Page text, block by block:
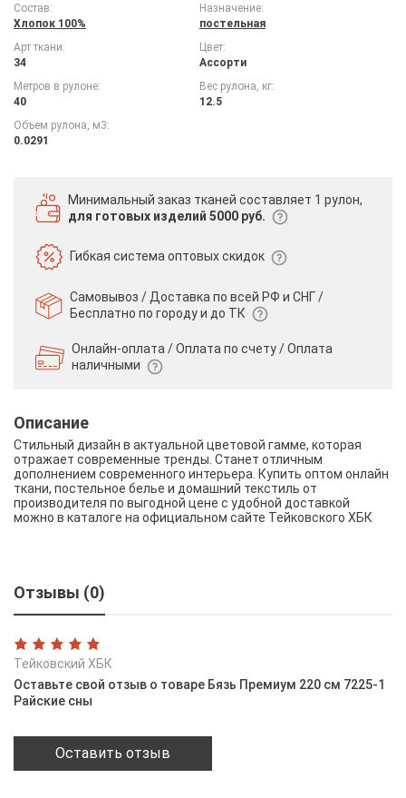
Состав:
Хлопок 100%
Назначение:
постельная
Арт ткани:
34
Цвет:
Ассорти
Метров в рулоне:
40
Вес рулона, кг:
12.5
Объем рулона, м3:
0.0291
Минимальный заказ тканей составляет 1 рулон,
для готовых изделий 5000 руб.
Гибкая системаоптовых скидок
Самовывоз / Доставка по всей РФ и СНГ /
Бесплатно по городу и до ТК
Онлайн-оплата / Оплата по счету /Оплата
наличными
Описание
Стильный дизайн в актуальной цветовой гамме, которая
отражает современные тренды. Станет отличным
дополнением современного интерьера. Купить оптом онлайн
ткани, постельное белье и домашний текстиль от
производителя по выгодной цене с удобной доставкой
можно в каталоге на официальном сайте Тейковского ХБК
Отзывы (0)
Тейковский ХБК
Оставьте свой отзыв о товаре Бязь Премиум 220 см 7225-1
Райские сны
Оставить отзыв